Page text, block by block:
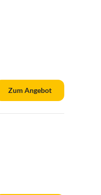
Zum Angebot